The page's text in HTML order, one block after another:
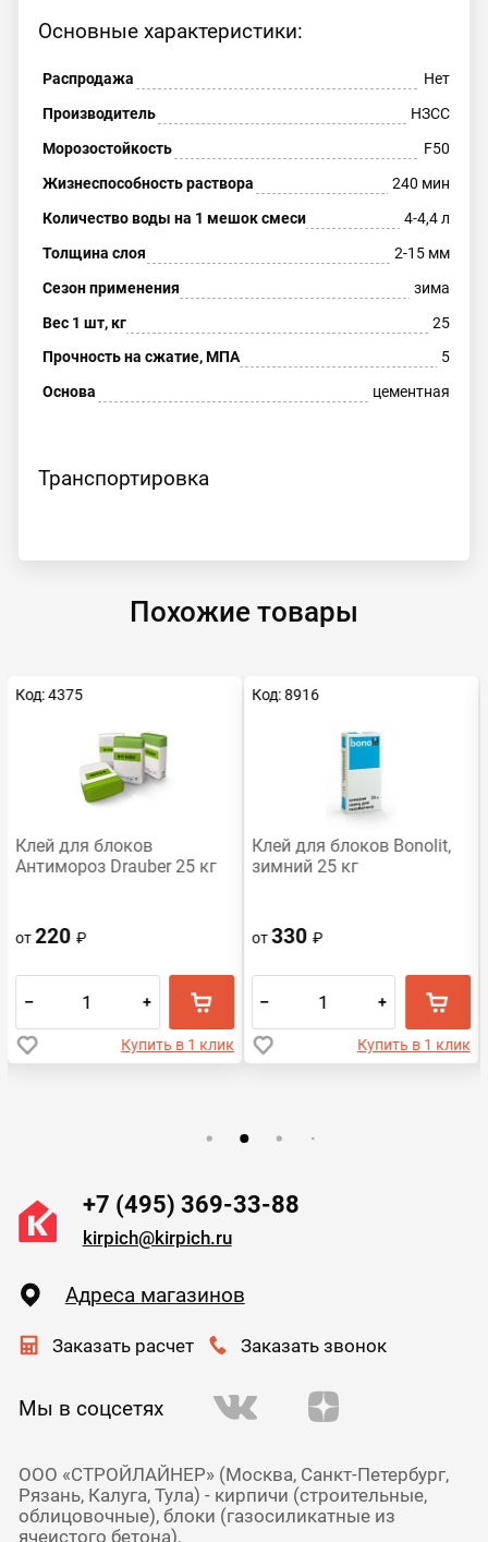
Основные характеристики:
Распродажа
Нет
Производитель
НЗСС
Морозостойкость
F50
Жизнеспособность раствора
240 мин
Количество воды на 1 мешок смеси
4-4,4 л
Толщина слоя
2-15 мм
Сезон применения
зима
Вес 1 шт, кг
25
Прочность на сжатие, МПА
5
Основа
цементная
Транспортировка
Похожие товары
Код: 4375
Клей для блоков
Антимороз Drauber 25 кг
от220₽
– +
Купить в 1 клик
Код: 8916
Клей для блоков Bonolit,
зимний 25 кг
от330₽
– +
Купить в 1 клик
+7 (495) 369-33-88
kirpich@kirpich.ru
Адреса магазинов
Заказать расчет Заказать звонок
Мы в соцсетях
ООО «СТРОЙЛАЙНЕР» (Москва, Санкт-Петербург,
Рязань, Калуга, Тула) - кирпичи (строительные,
облицовочные), блоки (газосиликатные из
ячеистого бетона),